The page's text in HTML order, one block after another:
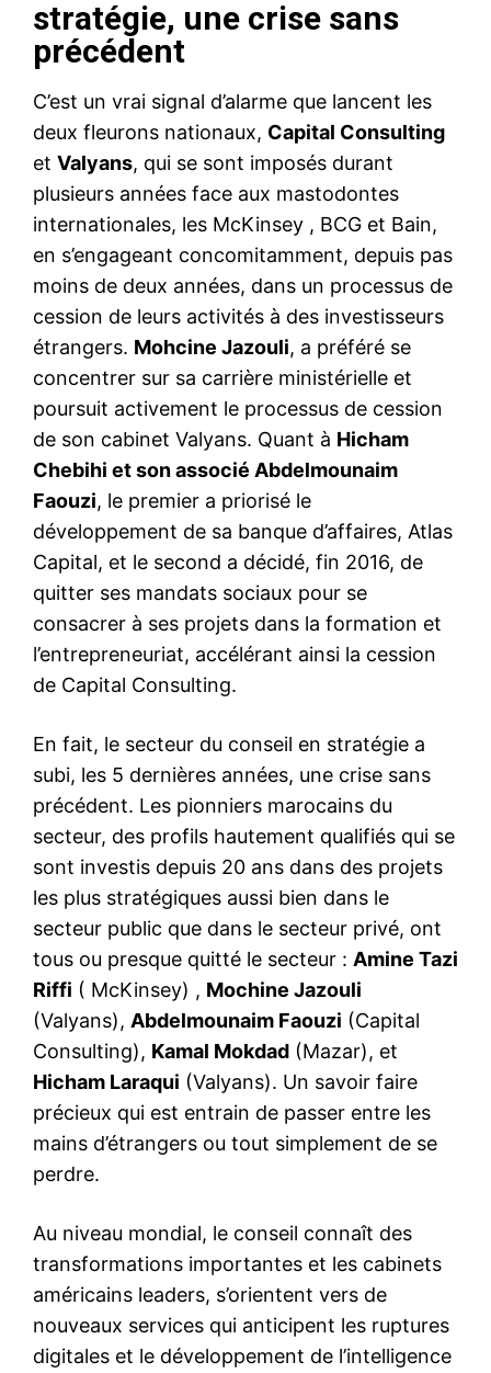
stratégie, une crise sans
précédent
C’est un vrai signal d’alarme que lancent les
deux fleurons nationaux, Capital Consulting
et Valyans, qui se sont imposés durant
plusieurs années face aux mastodontes
internationales, les McKinsey , BCG et Bain,
en s’engageant concomitamment, depuis pas
moins de deux années, dans un processus de
cession de leurs activités à des investisseurs
étrangers. Mohcine Jazouli, a préféré se
concentrer sur sa carrière ministérielle et
poursuit activement le processus de cession
de son cabinet Valyans. Quant à Hicham
Chebihi et son associé Abdelmounaim
Faouzi, le premier a priorisé le
développement de sa banque d’affaires, Atlas
Capital, et le second a décidé, fin 2016, de
quitter ses mandats sociaux pour se
consacrer à ses projets dans la formation et
l’entrepreneuriat, accélérant ainsi la cession
de Capital Consulting.
En fait, le secteur du conseil en stratégie a
subi, les 5 dernières années, une crise sans
précédent. Les pionniers marocains du
secteur, des profils hautement qualifiés qui se
sont investis depuis 20 ans dans des projets
les plus stratégiques aussi bien dans le
secteur public que dans le secteur privé, ont
tous ou presque quitté le secteur : Amine Tazi
Riffi ( McKinsey) , Mochine Jazouli
(Valyans), Abdelmounaim Faouzi (Capital
Consulting), Kamal Mokdad (Mazar), et
Hicham Laraqui (Valyans). Un savoir faire
précieux qui est entrain de passer entre les
mains d’étrangers ou tout simplement de se
perdre.
Au niveau mondial, le conseil connaît des
transformations importantes et les cabinets
américains leaders, s’orientent vers de
nouveaux services qui anticipent les ruptures
digitales et le développement de l’intelligence